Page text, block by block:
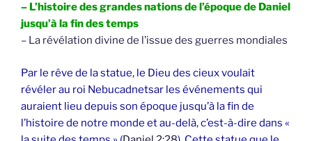
– L’histoire des grandes nations de l’époque de Daniel
jusqu’à la fin des temps
– La révélation divine de l’issue des guerres mondiales
Par le rêve de la statue, le Dieu des cieux voulait
révéler au roi Nebucadnetsar les événements qui
auraient lieu depuis son époque jusqu’à la fin de
l’histoire de notre monde et au-delà, c’est-à-dire dans «